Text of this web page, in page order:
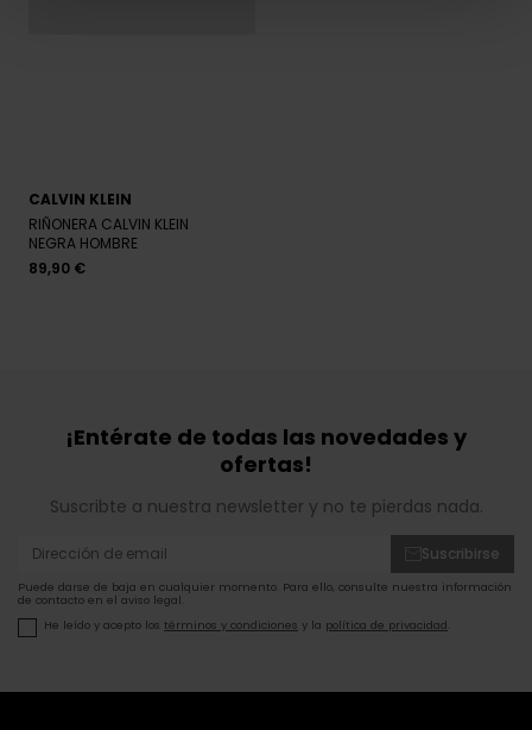
CALVIN KLEIN
RIÑONERA CALVIN KLEIN
NEGRA HOMBRE
89,90 €
¡Entérate de todas las novedades y
ofertas!
Suscribte a nuestra newsletter y no te pierdas nada.
Suscribirse
Puede darse de baja en cualquier momento. Para ello, consulte nuestra información
de contacto en el aviso legal.
He leído y acepto los términos y condiciones y la política de privacidad